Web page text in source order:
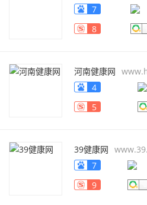
7
8
河南健康网
4
5
39健康网
7
9